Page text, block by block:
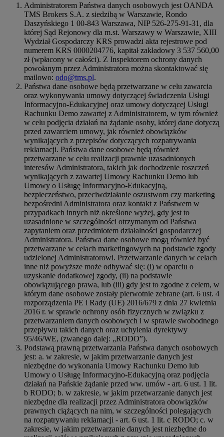
Administratorem Państwa danych osobowych jest OANDA
TMS Brokers S.A. z siedzibą w Warszawie, Rondo
Daszyńskiego 1 00-843 Warszawa, NIP 526-275-91-31, dla
której Sąd Rejonowy dla m.st. Warszawy w Warszawie, XIII
Wydział Gospodarczy KRS prowadzi akta rejestrowe pod
numerem KRS 0000204776, kapitał zakładowy 3 537 560,00
zł (wpłacony w całości). Z Inspektorem ochrony danych
powołanym przez Administratora można skontaktować się
mailowo: odo@tms.pl.
Państwa dane osobowe będą przetwarzane w celu zawarcia
oraz wykonywania umowy dotyczącej świadczenia Usługi
Informacyjno-Edukacyjnej oraz umowy dotyczącej Usługi
Rachunku Demo zawartej z Administratorem, w tym również
w celu podjęcia działań na żądanie osoby, której dane dotyczą
przed zawarciem umowy, jak również obowiązków
wynikających z przepisów dotyczących rozpatrywania
reklamacji. Państwa dane osobowe będą również
przetwarzane w celu realizacji prawnie uzasadnionych
interesów Administratora, takich jak dochodzenie roszczeń
wynikających z zawartej Umowy Rachunku Demo lub
Umowy o Usługę Informacyjno-Edukacyjną,
bezpieczeństwo, przeciwdziałanie oszustwom czy marketing
bezpośredni Administratora oraz kontakt z Państwem w
przypadkach innych niż określone wyżej, gdy jest to
uzasadnione w szczególności otrzymanym od Państwa
zapytaniem oraz przedmiotem działalności gospodarczej
Administratora. Państwa dane osobowe mogą również być
przetwarzane w celach marketingowych na podstawie zgody
udzielonej Administratorowi. Przetwarzanie danych w celach
inne niż powyższe może odbywać się: (i) w oparciu o
uzyskanie dodatkowej zgody, (ii) na podstawie
obowiązującego prawa, lub (iii) gdy jest to zgodne z celem, w
którym dane osobowe zostały pierwotnie zebrane (art. 6 ust. 4
rozporządzenia PE i Rady (UE) 2016/679 z dnia 27 kwietnia
2016 r. w sprawie ochrony osób fizycznych w związku z
przetwarzaniem danych osobowych i w sprawie swobodnego
przepływu takich danych oraz uchylenia dyrektywy
95/46/WE, (zwanego dalej: „RODO”).
Podstawą prawną przetwarzania Państwa danych osobowych
jest: a. w zakresie, w jakim przetwarzanie danych jest
niezbędne do wykonania Umowy Rachunku Demo lub
Umowy o Usługę Informacyjno-Edukacyjną oraz podjęcia
działań na Pańskie żądanie przed ww. umów - art. 6 ust. 1 lit.
b RODO; b. w zakresie, w jakim przetwarzanie danych jest
niezbędne dla realizacji przez Administratora obowiązków
prawnych ciążących na nim, w szczególności polegających
na rozpatrywaniu reklamacji - art. 6 ust. 1 lit. c RODO; c. w
zakresie, w jakim przetwarzanie danych jest niezbędne do